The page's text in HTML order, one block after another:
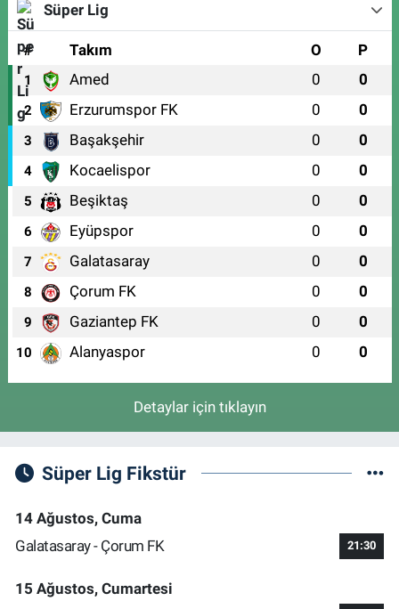
Süper Lig
# Takım O P
1 Amed 0 0
2 Erzurumspor FK 0 0
3 Başakşehir 0 0
4 Kocaelispor 0 0
5 Beşiktaş 0 0
6 Eyüpspor 0 0
7 Galatasaray 0 0
8 Çorum FK 0 0
9 Gaziantep FK 0 0
10 Alanyaspor 0 0
Detaylar için tıklayın
Süper Lig Fikstür
14 Ağustos, Cuma
Galatasaray - Çorum FK
21:30
15 Ağustos, Cumartesi